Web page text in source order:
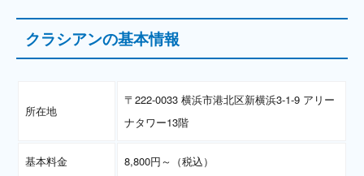
クラシアンの基本情報
所在地
〒222-0033 横浜市港北区新横浜3-1-9 アリー
ナタワー13階
基本料金 8,800円～（税込）